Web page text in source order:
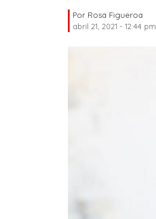
Por Rosa Figueroa
abril 21, 2021 - 12:44 pm